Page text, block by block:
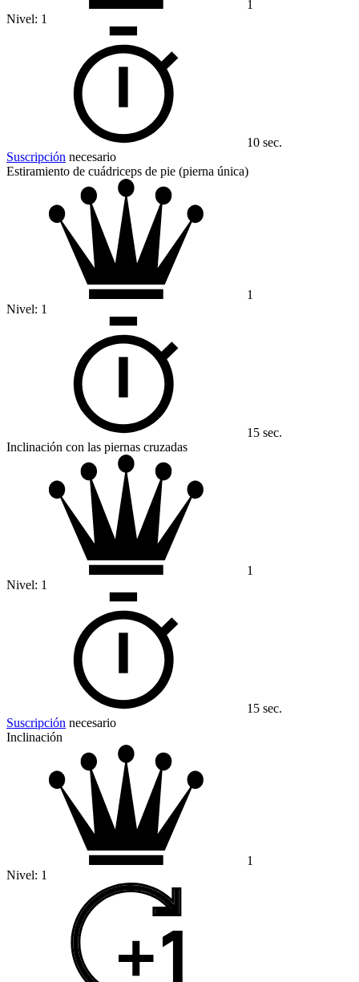
1
Nivel: 1
10 sec.
Suscripción necesario
Estiramiento de cuádriceps de pie (pierna única)
1
Nivel: 1
15 sec.
Inclinación con las piernas cruzadas
1
Nivel: 1
15 sec.
Suscripción necesario
Inclinación
1
Nivel: 1